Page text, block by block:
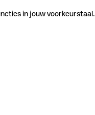
in jouw voorkeurstaal.